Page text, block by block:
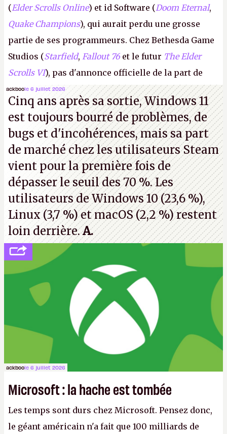
(Elder Scrolls Online) et id Software (Doom Eternal,
Quake Champions), qui aurait perdu une grosse
partie de ses programmeurs. Chez Bethesda Game
Studios (Starfield, Fallout 76 et le futur The Elder
Scrolls VI), pas d'annonce officielle de la part de
Microsoft, mais le syndicat des employés confirme
de nombreux licenciements.A.
ackboole 6 juillet 2026
Cinq ans après sa sortie, Windows 11
est toujours bourré de problèmes, de
bugs et d'incohérences, mais sa part
de marché chez les utilisateurs Steam
vient pour la première fois de
dépasser le seuil des 70 %. Les
utilisateurs de Windows 10 (23,6 %),
Linux (3,7 %) et macOS (2,2 %) restent
loin derrière.A.
ackboole 6 juillet 2026
Microsoft : la hache est tombée
Les temps sont durs chez Microsoft. Pensez donc,
le géant américain n'a fait que 100 milliards de